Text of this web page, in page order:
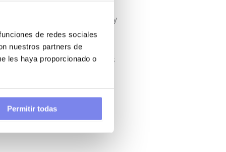
de redes sociales
nuestros partners de
les haya proporcionado o
Permitir todas
y envío de publicidad y
de conservación recogidos
de los formularios